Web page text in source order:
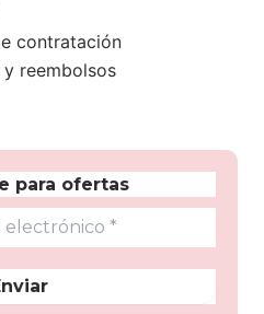
contratación
reembolsos
para ofertas